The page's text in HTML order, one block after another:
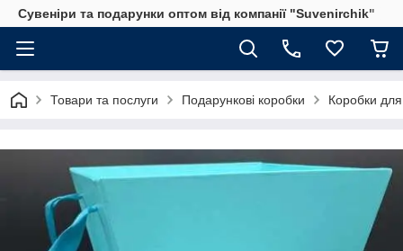
Сувеніри та подарунки оптом від компанії "Suvenirchik"
Товари та послуги Подарункові коробки Коробки для